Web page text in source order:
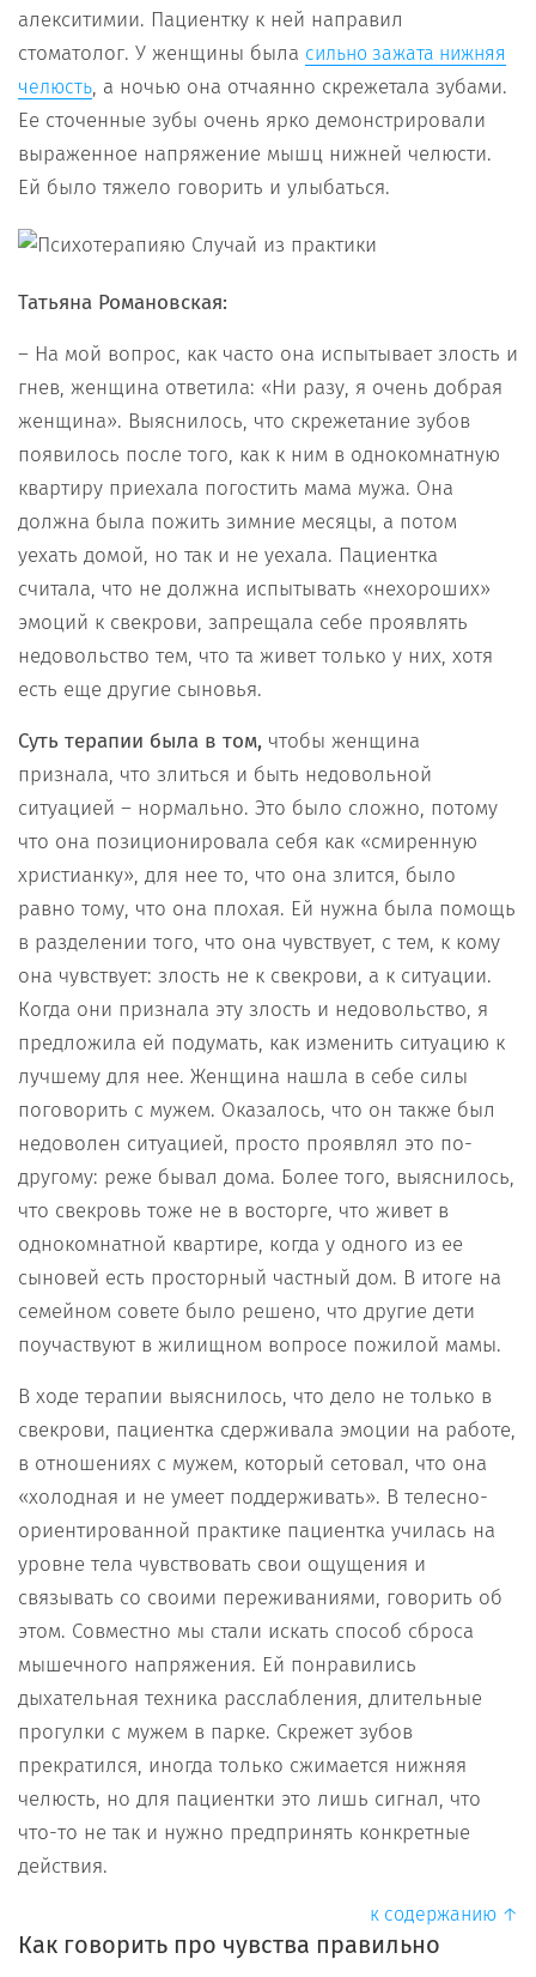
алекситимии. Пациентку к ней направил
стоматолог. У женщины была сильно зажата нижняя
челюсть, а ночью она отчаянно скрежетала зубами.
Ее сточенные зубы очень ярко демонстрировали
выраженное напряжение мышц нижней челюсти.
Ей было тяжело говорить и улыбаться.
Татьяна Романовская:
– На мой вопрос, как часто она испытывает злость и
гнев, женщина ответила: «Ни разу, я очень добрая
женщина». Выяснилось, что скрежетание зубов
появилось после того, как к ним в однокомнатную
квартиру приехала погостить мама мужа. Она
должна была пожить зимние месяцы, а потом
уехать домой, но так и не уехала. Пациентка
считала, что не должна испытывать «нехороших»
эмоций к свекрови, запрещала себе проявлять
недовольство тем, что та живет только у них, хотя
есть еще другие сыновья.
Суть терапии была в том, чтобы женщина
признала, что злиться и быть недовольной
ситуацией – нормально. Это было сложно, потому
что она позиционировала себя как «смиренную
христианку», для нее то, что она злится, было
равно тому, что она плохая. Ей нужна была помощь
в разделении того, что она чувствует, с тем, к кому
она чувствует: злость не к свекрови, а к ситуации.
Когда они признала эту злость и недовольство, я
предложила ей подумать, как изменить ситуацию к
лучшему для нее. Женщина нашла в себе силы
поговорить с мужем. Оказалось, что он также был
недоволен ситуацией, просто проявлял это по-
другому: реже бывал дома. Более того, выяснилось,
что свекровь тоже не в восторге, что живет в
однокомнатной квартире, когда у одного из ее
сыновей есть просторный частный дом. В итоге на
семейном совете было решено, что другие дети
поучаствуют в жилищном вопросе пожилой мамы.
В ходе терапии выяснилось, что дело не только в
свекрови, пациентка сдерживала эмоции на работе,
в отношениях с мужем, который сетовал, что она
«холодная и не умеет поддерживать». В телесно-
ориентированной практике пациентка училась на
уровне тела чувствовать свои ощущения и
связывать со своими переживаниями, говорить об
этом. Совместно мы стали искать способ сброса
мышечного напряжения. Ей понравились
дыхательная техника расслабления, длительные
прогулки с мужем в парке. Скрежет зубов
прекратился, иногда только сжимается нижняя
челюсть, но для пациентки это лишь сигнал, что
что-то не так и нужно предпринять конкретные
действия.
к содержанию ↑
Как говорить про чувства правильно